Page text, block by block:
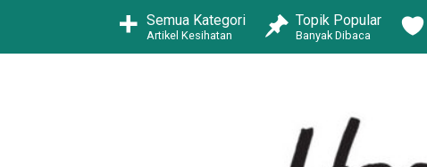
Semua Kategori
Artikel Kesihatan
Topik Popular
Banyak Dibaca